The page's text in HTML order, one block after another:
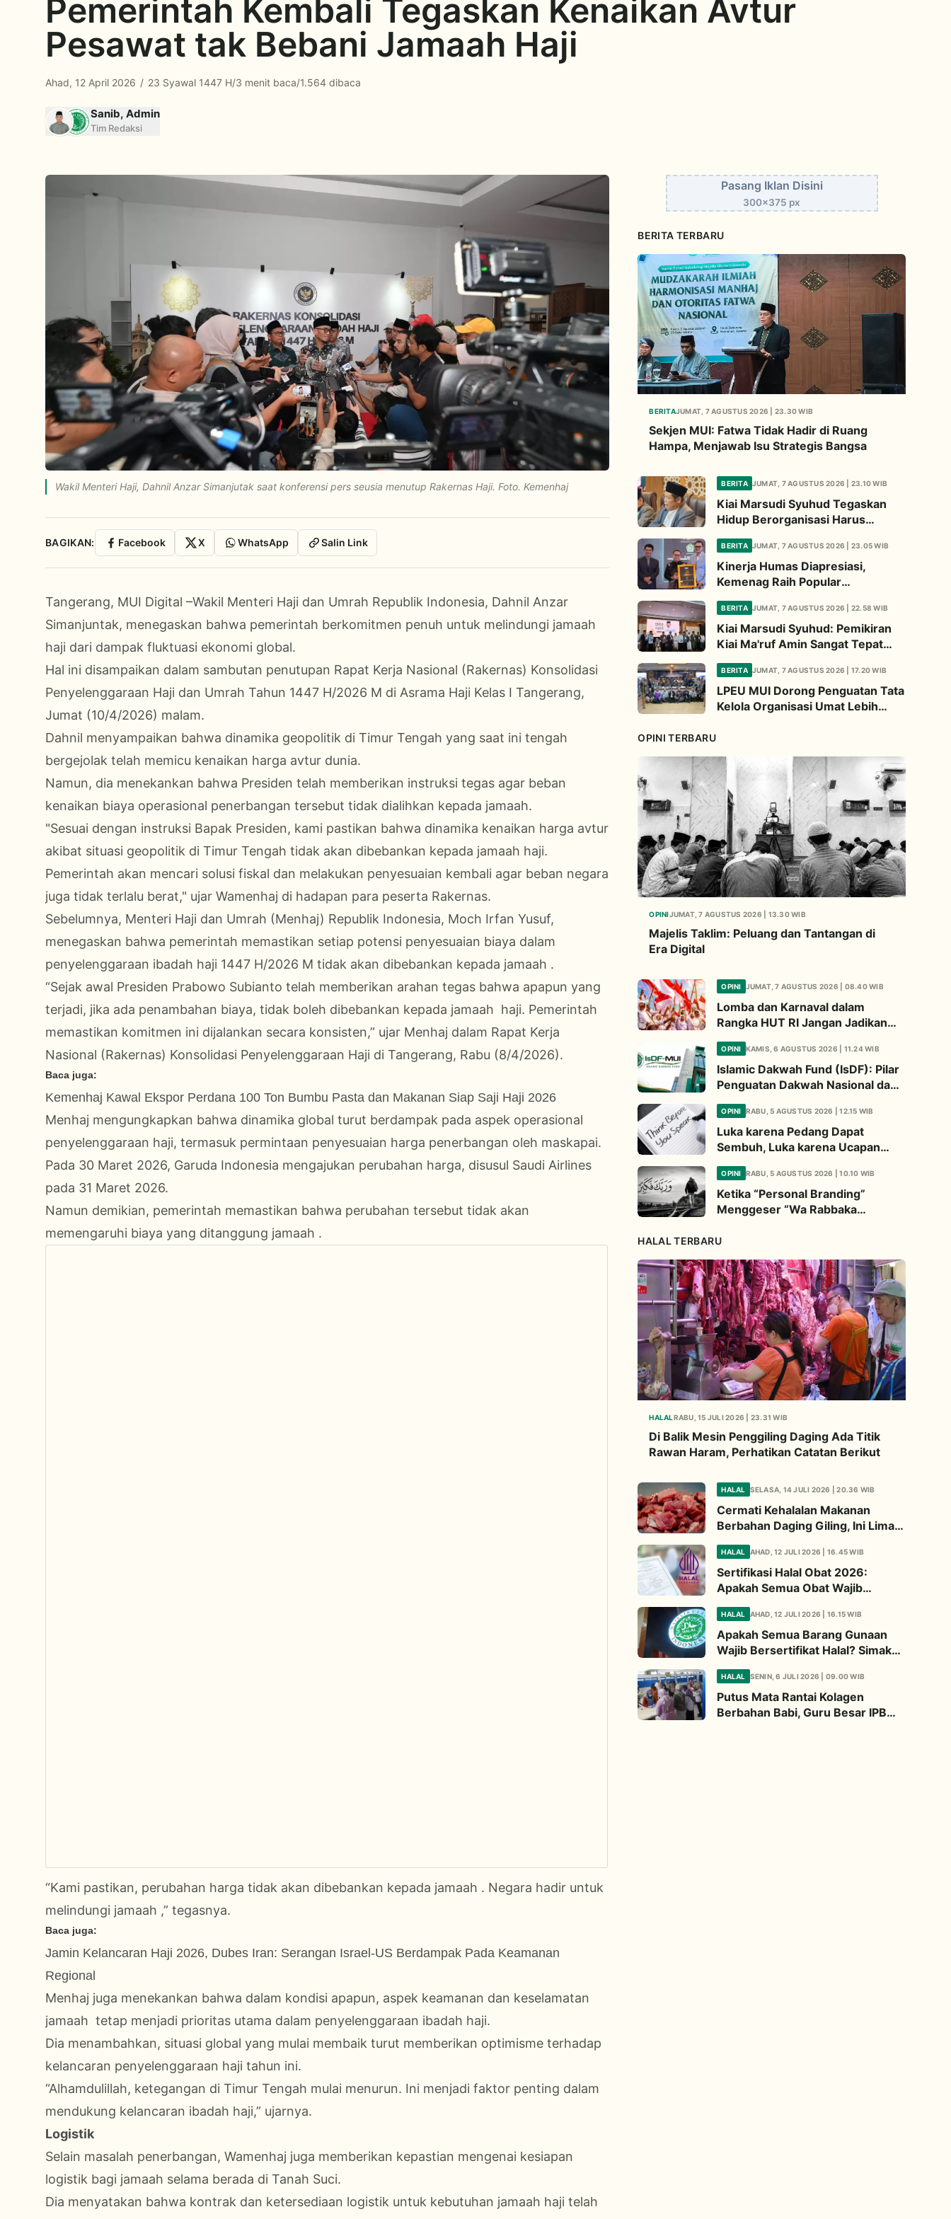
Pemerintah Kembali Tegaskan Kenaikan Avtur
Pesawat tak Bebani Jamaah Haji
Ahad, 12 April 2026 / 23 Syawal 1447 H/3 menit baca/1.564 dibaca
Sanib, Admin
Tim Redaksi
Wakil Menteri Haji, Dahnil Anzar Simanjutak saat konferensi pers seusia menutup Rakernas Haji. Foto. Kemenhaj
BAGIKAN: Facebook X WhatsApp Salin Link
Tangerang, MUI Digital –Wakil Menteri Haji dan Umrah Republik Indonesia, Dahnil Anzar
Simanjuntak, menegaskan bahwa pemerintah berkomitmen penuh untuk melindungi jamaah
haji dari dampak fluktuasi ekonomi global.
Hal ini disampaikan dalam sambutan penutupan Rapat Kerja Nasional (Rakernas) Konsolidasi
Penyelenggaraan Haji dan Umrah Tahun 1447 H/2026 M di Asrama Haji Kelas I Tangerang,
Jumat (10/4/2026) malam.
Dahnil menyampaikan bahwa dinamika geopolitik di Timur Tengah yang saat ini tengah
bergejolak telah memicu kenaikan harga avtur dunia.
Namun, dia menekankan bahwa Presiden telah memberikan instruksi tegas agar beban
kenaikan biaya operasional penerbangan tersebut tidak dialihkan kepada jamaah.
"Sesuai dengan instruksi Bapak Presiden, kami pastikan bahwa dinamika kenaikan harga avtur
akibat situasi geopolitik di Timur Tengah tidak akan dibebankan kepada jamaah haji.
Pemerintah akan mencari solusi fiskal dan melakukan penyesuaian kembali agar beban negara
juga tidak terlalu berat," ujar Wamenhaj di hadapan para peserta Rakernas.
Sebelumnya, Menteri Haji dan Umrah (Menhaj) Republik Indonesia, Moch Irfan Yusuf,
menegaskan bahwa pemerintah memastikan setiap potensi penyesuaian biaya dalam
penyelenggaraan ibadah haji 1447 H/2026 M tidak akan dibebankan kepada jamaah .
“Sejak awal Presiden Prabowo Subianto telah memberikan arahan tegas bahwa apapun yang
terjadi, jika ada penambahan biaya, tidak boleh dibebankan kepada jamaah haji. Pemerintah
memastikan komitmen ini dijalankan secara konsisten,” ujar Menhaj dalam Rapat Kerja
Nasional (Rakernas) Konsolidasi Penyelenggaraan Haji di Tangerang, Rabu (8/4/2026).
Baca juga:
Kemenhaj Kawal Ekspor Perdana 100 Ton Bumbu Pasta dan Makanan Siap Saji Haji 2026
Menhaj mengungkapkan bahwa dinamika global turut berdampak pada aspek operasional
penyelenggaraan haji, termasuk permintaan penyesuaian harga penerbangan oleh maskapai.
Pada 30 Maret 2026, Garuda Indonesia mengajukan perubahan harga, disusul Saudi Airlines
pada 31 Maret 2026.
Namun demikian, pemerintah memastikan bahwa perubahan tersebut tidak akan
memengaruhi biaya yang ditanggung jamaah .
“Kami pastikan, perubahan harga tidak akan dibebankan kepada jamaah . Negara hadir untuk
melindungi jamaah ,” tegasnya.
Baca juga:
Jamin Kelancaran Haji 2026, Dubes Iran: Serangan Israel-US Berdampak Pada Keamanan
Regional
Menhaj juga menekankan bahwa dalam kondisi apapun, aspek keamanan dan keselamatan
jamaah tetap menjadi prioritas utama dalam penyelenggaraan ibadah haji.
Dia menambahkan, situasi global yang mulai membaik turut memberikan optimisme terhadap
kelancaran penyelenggaraan haji tahun ini.
“Alhamdulillah, ketegangan di Timur Tengah mulai menurun. Ini menjadi faktor penting dalam
mendukung kelancaran ibadah haji,” ujarnya.
Logistik
Selain masalah penerbangan, Wamenhaj juga memberikan kepastian mengenai kesiapan
logistik bagi jamaah selama berada di Tanah Suci.
Dia menyatakan bahwa kontrak dan ketersediaan logistik untuk kebutuhan jamaah haji telah
Pasang Iklan Disini
300x375 px
BERITA TERBARU
BERITAJUMAT, 7 AGUSTUS 2026 | 23.30 WIB
Sekjen MUI: Fatwa Tidak Hadir di Ruang
Hampa, Menjawab Isu Strategis Bangsa
BERITA JUMAT, 7 AGUSTUS 2026 | 23.10 WIB
Kiai Marsudi Syuhud Tegaskan
Hidup Berorganisasi Harus
Tinggalkan Legacy Amal Saleh
BERITA JUMAT, 7 AGUSTUS 2026 | 23.05 WIB
Kinerja Humas Diapresiasi,
Kemenag Raih Popular
Government Institutions Award
2026
BERITA JUMAT, 7 AGUSTUS 2026 | 22.58 WIB
Kiai Marsudi Syuhud: Pemikiran
Kiai Ma'ruf Amin Sangat Tepat
Untuk Perbarui NU
BERITA JUMAT, 7 AGUSTUS 2026 | 17.20 WIB
LPEU MUI Dorong Penguatan Tata
Kelola Organisasi Umat Lebih
OPINI TERBARU
OPINIJUMAT, 7 AGUSTUS 2026 | 13.30 WIB
Majelis Taklim: Peluang dan Tantangan di
Era Digital
OPINI JUMAT, 7 AGUSTUS 2026 | 08.40 WIB
Lomba dan Karnaval dalam
Rangka HUT RI Jangan Jadikan
Ajang Judi dan Kampanye LGBT
OPINI KAMIS, 6 AGUSTUS 2026 | 11.24 WIB
Islamic Dakwah Fund (IsDF): Pilar
Penguatan Dakwah Nasional dan
Jembatan Kepedulian Umat
Global
OPINI RABU, 5 AGUSTUS 2026 | 12.15 WIB
Luka karena Pedang Dapat
Sembuh, Luka karena Ucapan
Dapat Diwariskan
OPINI RABU, 5 AGUSTUS 2026 | 10.10 WIB
Ketika “Personal Branding”
Menggeser “Wa Rabbaka
HALAL TERBARU
HALALRABU, 15 JULI 2026 | 23.31 WIB
Di Balik Mesin Penggiling Daging Ada Titik
Rawan Haram, Perhatikan Catatan Berikut
HALAL SELASA, 14 JULI 2026 | 20.36 WIB
Cermati Kehalalan Makanan
Berbahan Daging Giling, Ini Lima
Diperhatikan
HALAL AHAD, 12 JULI 2026 | 16.45 WIB
Sertifikasi Halal Obat 2026:
Apakah Semua Obat Wajib
Penjelasannya
HALAL AHAD, 12 JULI 2026 | 16.15 WIB
Apakah Semua Barang Gunaan
Wajib Bersertifikat Halal? Simak
HALAL SENIN, 6 JULI 2026 | 09.00 WIB
Putus Mata Rantai Kolagen
Berbahan Babi, Guru Besar IPB